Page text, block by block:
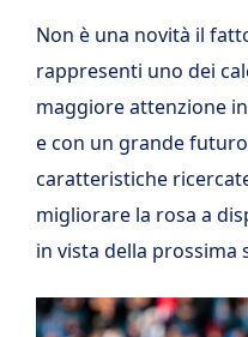
Non è una novità il
rappresenti uno dei
maggiore attenzione
e con un grande
caratteristiche
migliorare la rosa a
in vista della prossima